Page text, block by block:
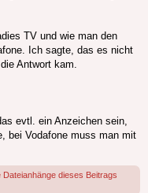
TV und wie man den
Ich sagte, das es nicht
Antwort kam.
evtl. ein Anzeichen sein,
bei Vodafone muss man mit
dieses Beitrags